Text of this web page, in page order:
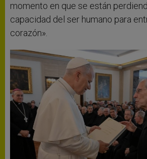
momento en que se están
capacidad del ser humano para
corazón».